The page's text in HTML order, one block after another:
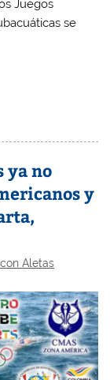
Juegos
se
ya no
y
Aletas